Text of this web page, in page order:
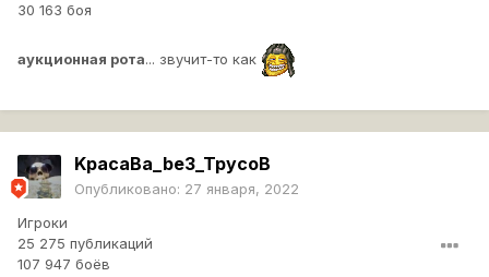
30 163 боя
аукционная рота... звучит-то как
KpacaBa_be3_TpycoB
Опубликовано: 27 января, 2022
Игроки
25 275 публикаций
107 947 боёв